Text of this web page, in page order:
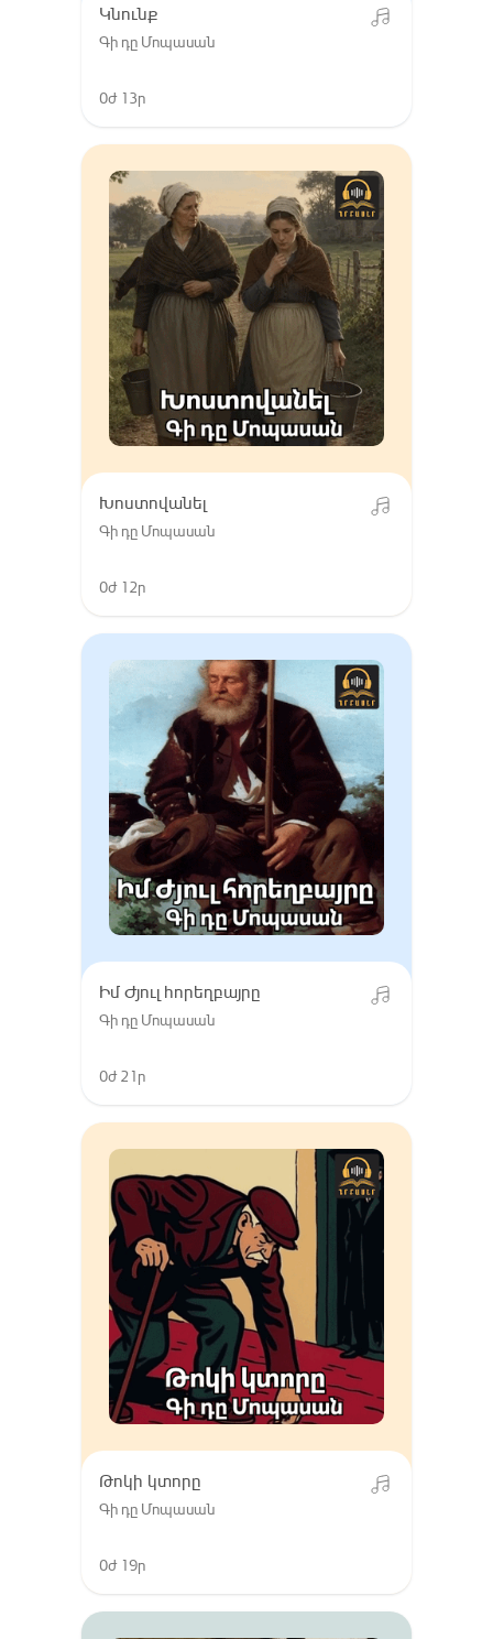
Կնունք
Գի դը Մոպասան
0ժ 13ր
Խոստովանել
Գի դը Մոպասան
0ժ 12ր
Իմ Ժյուլ հորեղբայրը
Գի դը Մոպասան
0ժ 21ր
Թոկի կտորը
Գի դը Մոպասան
0ժ 19ր